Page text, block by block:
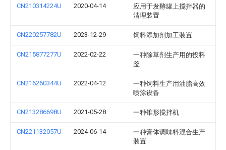
CN210314224U 2020-04-14
应用于发酵罐上搅拌器的
清理装置
CN220257782U 2023-12-29 饲料添加剂加工装置
CN215877277U 2022-02-22
一种除草剂生产用的投料
釜
CN216260344U 2022-04-12
一种饲料生产用油脂高效
喷涂设备
CN213286698U 2021-05-28 一种锥形搅拌机
CN221132057U 2024-06-14
一种膏体调味料混合生产
装置